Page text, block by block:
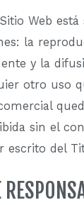
Web
la
y la
otro uso
sin el
escrito del